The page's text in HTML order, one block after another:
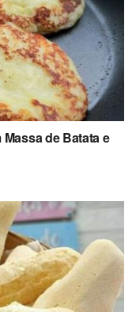
de Batata e